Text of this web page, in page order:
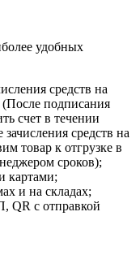
удобных
средств на
подписания
счет в течении
средств на
товар к отгрузке в
сроков);
картами;
и на складах;
QR с отправкой